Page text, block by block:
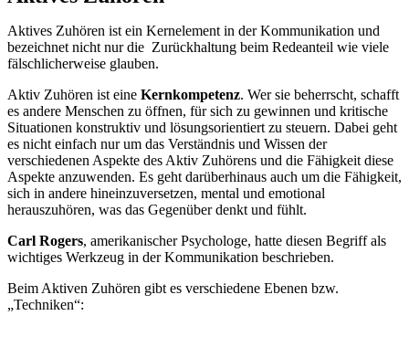
Aktives Zuhören ist ein Kernelement in der Kommunikation und
bezeichnet nicht nur die Zurückhaltung beim Redeanteil wie viele
fälschlicherweise glauben.
Aktiv Zuhören ist eine Kernkompetenz. Wer sie beherrscht, schafft
es andere Menschen zu öffnen, für sich zu gewinnen und kritische
Situationen konstruktiv und lösungsorientiert zu steuern. Dabei geht
es nicht einfach nur um das Verständnis und Wissen der
verschiedenen Aspekte des Aktiv Zuhörens und die Fähigkeit diese
Aspekte anzuwenden. Es geht darüberhinaus auch um die Fähigkeit,
sich in andere hineinzuversetzen, mental und emotional
herauszuhören, was das Gegenüber denkt und fühlt.
Carl Rogers, amerikanischer Psychologe, hatte diesen Begriff als
wichtiges Werkzeug in der Kommunikation beschrieben.
Beim Aktiven Zuhören gibt es verschiedene Ebenen bzw.
„Techniken“: